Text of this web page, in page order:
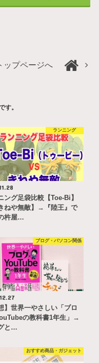
ップページへ
す。
ランニング
ング足袋比較【Toe-Bi】
ねや無敵】→『陸王』で
杵屋…
ブログ・パソコン関係
】世界一やさしい「ブロ
の教科書1年生」→
と…
おすすめ商品・ガジェット